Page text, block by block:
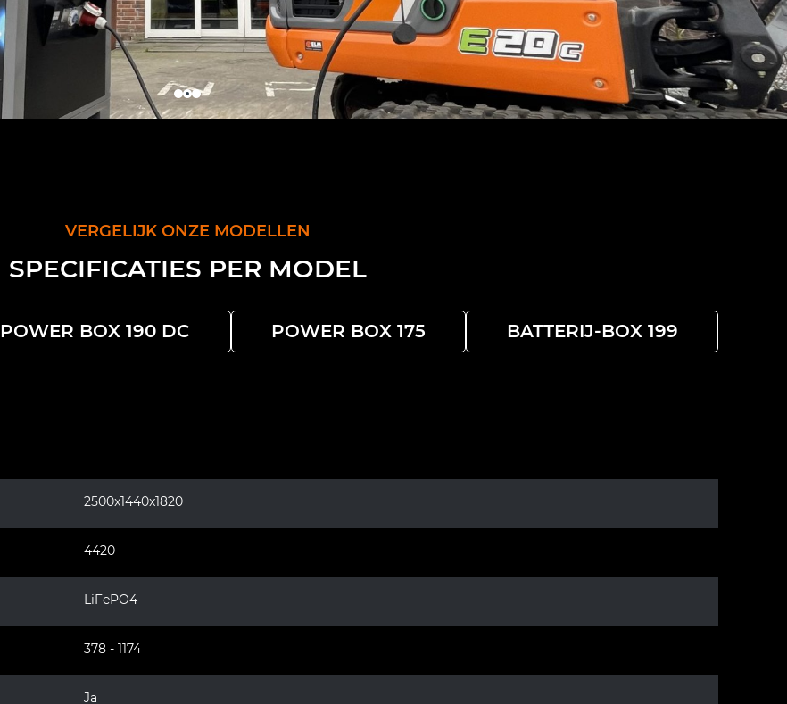
VERGELIJK ONZE MODELLEN
SPECIFICATIES PER MODEL
POWER BOX 190 DC POWER BOX 175 BATTERIJ-BOX 199
2500x1440x1820
4420
LiFePO4
378 - 1174
Ja